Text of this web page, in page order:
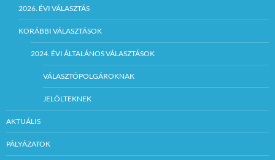
2026. ÉVI VÁLASZTÁS
KORÁBBI VÁLASZTÁSOK
2024. ÉVI ÁLTALÁNOS VÁLASZTÁSOK
VÁLASZTÓPOLGÁROKNAK
JELÖLTEKNEK
AKTUÁLIS
PÁLYÁZATOK